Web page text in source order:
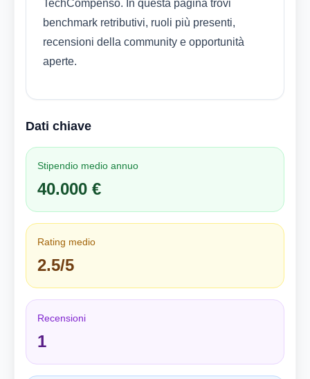
TechCompenso. In questa pagina trovi
benchmark retributivi, ruoli più presenti,
recensioni della community e opportunità
aperte.
Dati chiave
Stipendio medio annuo
40.000 €
Rating medio
2.5/5
Recensioni
1